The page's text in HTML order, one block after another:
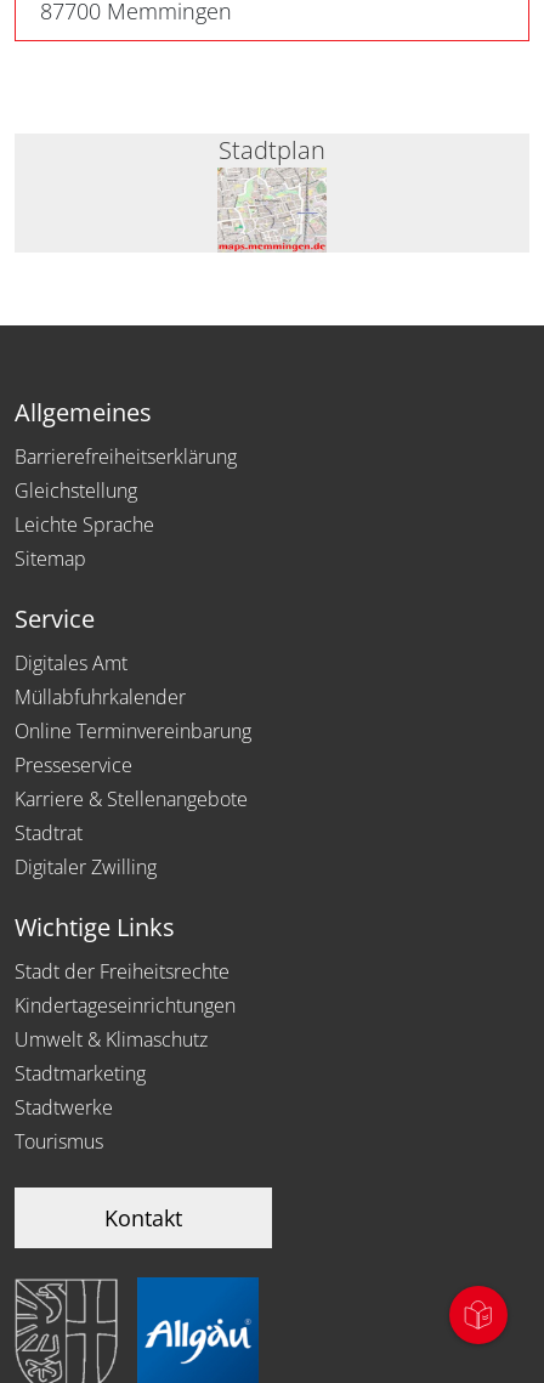
87700 Memmingen
Stadtplan
Allgemeines
Barrierefreiheitserklärung
Gleichstellung
Leichte Sprache
Sitemap
Service
Digitales Amt
Müllabfuhrkalender
Online Terminvereinbarung
Presseservice
Karriere & Stellenangebote
Stadtrat
Digitaler Zwilling
Wichtige Links
Stadt der Freiheitsrechte
Kindertageseinrichtungen
Umwelt & Klimaschutz
Stadtmarketing
Stadtwerke
Tourismus
Kontakt